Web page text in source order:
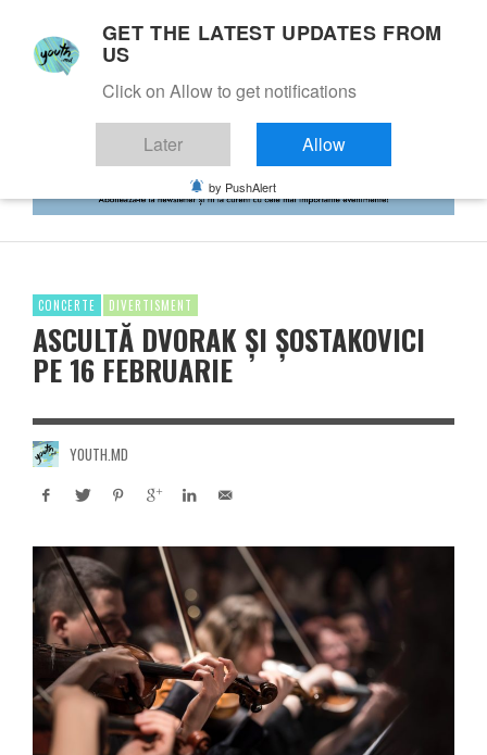
CONCERTE DIVERTISMENT
ASCULTĂ DVORAK ŞI ŞOSTAKOVICI
PE 16 FEBRUARIE
YOUTH.MD
GET THE LATEST UPDATES FROM
US
Click on Allow to get notifications
Later Allow
by PushAlert